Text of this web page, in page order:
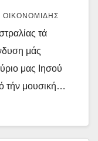
ΟΙΚΟΝΟΜΊΔΗΣ
τά
μάς
μας Ιησού
τήν μουσική…